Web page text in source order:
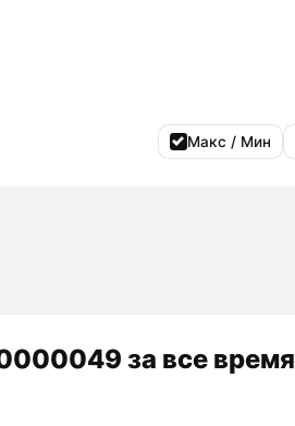
Макс / Мин
за все время